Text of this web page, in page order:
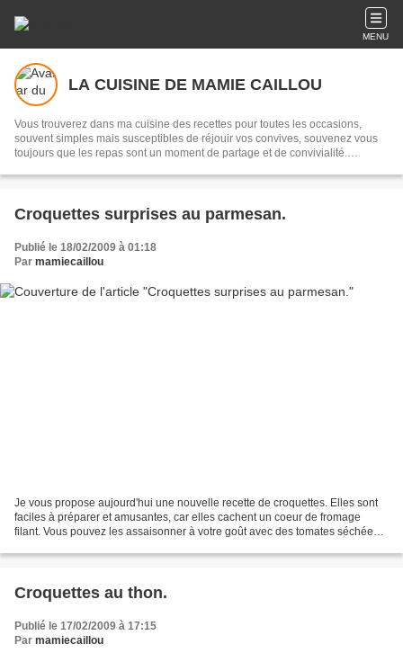
MENU
LA CUISINE DE MAMIE CAILLOU
Vous trouverez dans ma cuisine des recettes pour toutes les occasions,
souvent simples mais susceptibles de réjouir vos convives, souvenez vous
toujours que les repas sont un moment de partage et de convivialité.
Croquettes surprises au parmesan.
Publié le 18/02/2009 à 01:18
Par mamiecaillou
Je vous propose aujourd'hui une nouvelle recette de croquettes. Elles sont
faciles à préparer et amusantes, car elles cachent un coeur de fromage
filant. Vous pouvez les assaisonner à votre goût avec des tomates séchées
Croquettes au thon.
Publié le 17/02/2009 à 17:15
Par mamiecaillou